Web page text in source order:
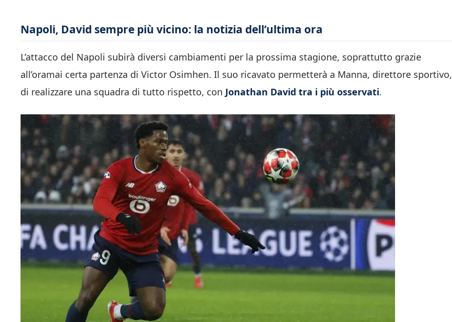
Napoli, David sempre più vicino: la notizia dell’ultima ora
L’attacco del Napoli subirà diversi cambiamenti per la prossima stagione, soprattutto grazie
all’oramai certa partenza di Victor Osimhen. Il suo ricavato permetterà a Manna, direttore sportivo,
di realizzare una squadra di tutto rispetto, con Jonathan David tra i più osservati.